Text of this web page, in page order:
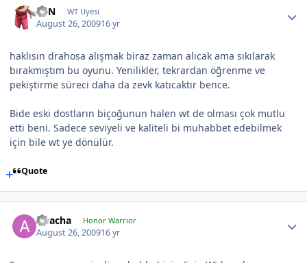
KEN WT Uyesi
August 26, 200916 yr
haklısın drahosa alışmak biraz zaman alıcak ama sıkılarak
bırakmıştım bu oyunu. Yenilikler, tekrardan öğrenme ve
pekiştirme süreci daha da zevk katıcaktır bence.
Bide eski dostların biçoğunun halen wt de olması çok mutlu
etti beni. Sadece seviyeli ve kaliteli bi muhabbet edebilmek
için bile wt ye dönülür.
Quote
Apacha Honor Warrior
August 26, 200916 yr